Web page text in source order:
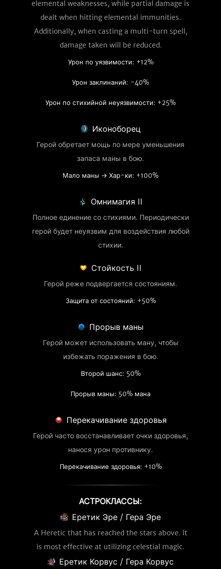
elemental weaknesses, while partial damage is
dealt when hitting elemental immunities.
Additionally, when casting a multi-turn spell,
damage taken will be reduced.
Урон по уязвимости: +12%
Урон заклинаний: -40%
Урон по стихийной неуязвимости: +25%
Иконоборец
Герой обретает мощь по мере уменьшения
запаса маны в бою.
Мало маны → Хар-ки: +100%
Омнимагия II
Полное единение со стихиями. Периодически
герой будет неуязвим для воздействия любой
стихии.
Стойкость II
Герой реже подвергается состояниям.
Защита от состояний: +50%
Прорыв маны
Герой может использовать ману, чтобы
избежать поражения в бою.
Второй шанс: 50%
Прорыв маны: 50% мана
Перекачивание здоровья
Герой часто восстанавливает очки здоровья,
нанося урон противнику.
Перекачивание здоровья: +10%
АСТРОКЛАССЫ:
Еретик Эре / Гера Эре
A Heretic that has reached the stars above. It
is most effective at utilizing celestial magic.
Еретик Корвус / Гера Корвус